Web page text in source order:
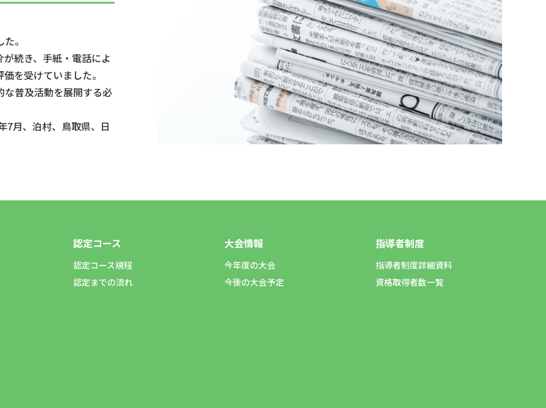
。
続き、手紙・電話によ
を受けていました。
普及活動を展開する必
7月、泊村、鳥取県、日
認定コース
認定コース規程
認定までの流れ
大会情報
今年度の大会
今後の大会予定
指導者制度
指導者制度詳細資料
資格取得者数一覧